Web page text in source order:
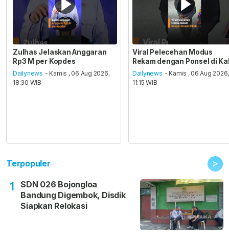
Zulhas Jelaskan Anggaran
Rp3 M per Kopdes
Dailynews - Kamis , 06 Aug 2026,
18:30 WIB
Viral Pelecehan Modus
Rekam dengan Ponsel di
Dailynews - Kamis , 06 Aug 2026,
11:15 WIB
Terpopuler >
1
SDN 026 Bojongloa
Bandung Digembok, Disdik
Siapkan Relokasi